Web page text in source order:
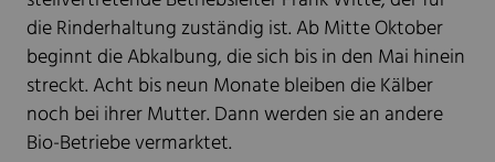
die Rinderhaltung zuständig ist. Ab Mitte Oktober
beginnt die Abkalbung, die sich bis in den Mai hinein
streckt. Acht bis neun Monate bleiben die Kälber
noch bei ihrer Mutter. Dann werden sie an andere
Bio-Betriebe vermarktet.